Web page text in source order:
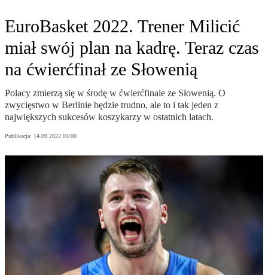
EuroBasket 2022. Trener Milicić
miał swój plan na kadrę. Teraz czas
na ćwierćfinał ze Słowenią
Polacy zmierzą się w środę w ćwierćfinale ze Słowenią. O
zwycięstwo w Berlinie będzie trudno, ale to i tak jeden z
największych sukcesów koszykarzy w ostatnich latach.
Publikacja: 14.09.2022 03:00